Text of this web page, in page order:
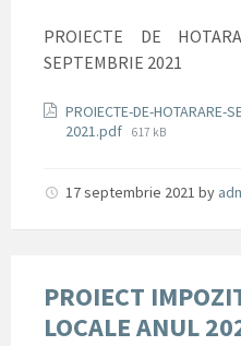
PROIECTE DE
SEPTEMBRIE 2021
Documente
PROIECTE-DE-HOTARARE-
2021.pdf File
617 kB
17 septembrie 2021 by
PROIECT
LOCALE ANUL